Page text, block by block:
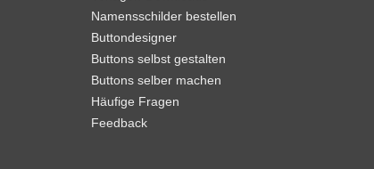
Namensschilder bestellen
Buttondesigner
Buttons selbst gestalten
Buttons selber machen
Häufige Fragen
Feedback